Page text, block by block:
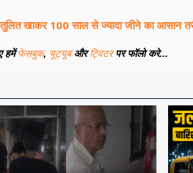
खाकर 100 साल से ज्यादा जीने का आसान
हमेंफेसबुक, यूट्यूबऔरट्विटरपर फॉलो करे...